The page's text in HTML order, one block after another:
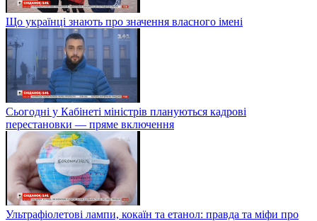
Що українці знають про значення власного імені
Сьогодні у Кабінеті міністрів плануються кадрові
перестановки — пряме включення
Ультрафіолетові лампи, кокаїн та етанол: правда та міфи про